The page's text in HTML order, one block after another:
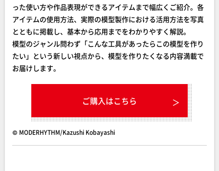
った使い方や作品表現ができるアイテムまで幅広くご紹介。各
アイテムの使用方法、実際の模型製作における活用方法を写真
とともに掲載し、基本から応用までをわかりやすく解説。
模型のジャンル問わず「こんな工具があったらこの模型を作り
たい」という新しい視点から、模型を作りたくなる内容満載で
お届けします。
ご購入はこちら
© MODERHYTHM/Kazushi Kobayashi